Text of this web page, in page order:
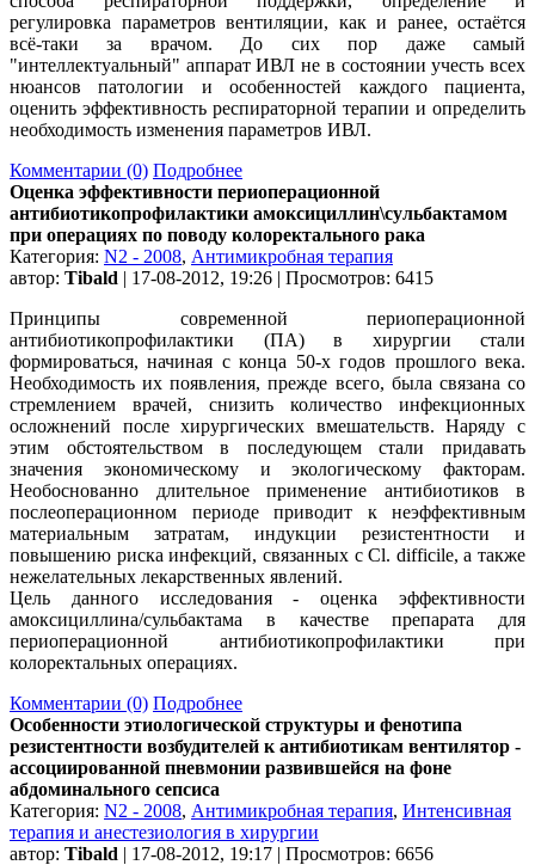
регулировка параметров вентиляции, как и ранее, остаётся
всё-таки за врачом. До сих пор даже самый
"интеллектуальный" аппарат ИВЛ не в состоянии учесть всех
нюансов патологии и особенностей каждого пациента,
оценить эффективность респираторной терапии и определить
необходимость изменения параметров ИВЛ.
Комментарии (0) Подробнее
Оценка эффективности периоперационной
антибиотикопрофилактики амоксициллин\сульбактамом
при операциях по поводу колоректального рака
Категория: N2 - 2008, Антимикробная терапия
автор: Tibald | 17-08-2012, 19:26 | Просмотров: 6415
Принципы современной периоперационной
антибиотикопрофилактики (ПА) в хирургии стали
формироваться, начиная с конца 50-х годов прошлого века.
Необходимость их появления, прежде всего, была связана со
стремлением врачей, снизить количество инфекционных
осложнений после хирургических вмешательств. Наряду с
этим обстоятельством в последующем стали придавать
значения экономическому и экологическому факторам.
Необоснованно длительное применение антибиотиков в
послеоперационном периоде приводит к неэффективным
материальным затратам, индукции резистентности и
повышению риска инфекций, связанных с Cl. difficile, а также
нежелательных лекарственных явлений.
Цель данного исследования - оценка эффективности
амоксициллина/сульбактама в качестве препарата для
периоперационной антибиотикопрофилактики при
колоректальных операциях.
Комментарии (0) Подробнее
Особенности этиологической структуры и фенотипа
резистентности возбудителей к антибиотикам вентилятор -
ассоциированной пневмонии развившейся на фоне
абдоминального сепсиса
Категория: N2 - 2008, Антимикробная терапия, Интенсивная
терапия и анестезиология в хирургии
автор: Tibald | 17-08-2012, 19:17 | Просмотров: 6656